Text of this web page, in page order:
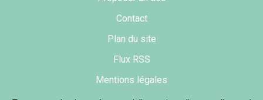
Contact
Plan du site
Flux RSS
Mentions légales